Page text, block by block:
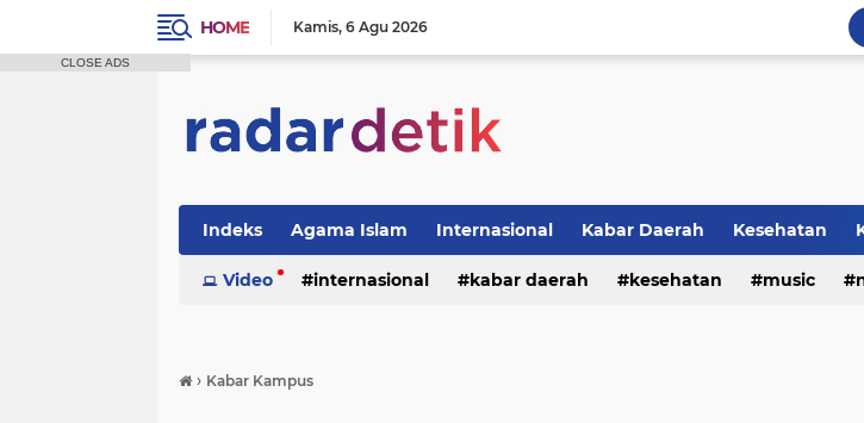
HOME Kamis 6 Agu 2026
Indeks Agama Islam Internasional Kabar Daerah Kesehatan
Politik Tutorial
Video internasional kabar daerah kesehatan music
› Kabar Kampus
CLOSE ADS